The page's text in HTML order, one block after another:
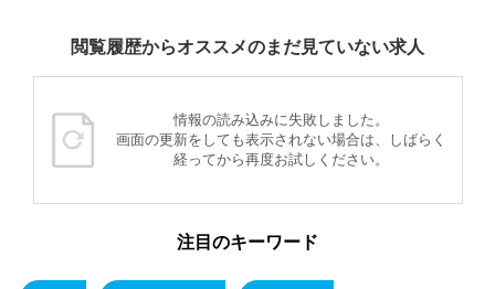
閲覧履歴からオススメのまだ見ていない求人
情報の読み込みに失敗しました。
画面の更新をしても表示されない場合は、しばらく
経ってから再度お試しください。
注目のキーワード